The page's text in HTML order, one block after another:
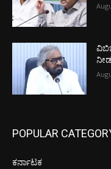
POPULAR
ಕರ್ನಾಟಕ